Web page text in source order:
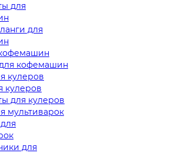
для
для
кофемашин
кулеров
кулеров
для кулеров
мультиварок
для